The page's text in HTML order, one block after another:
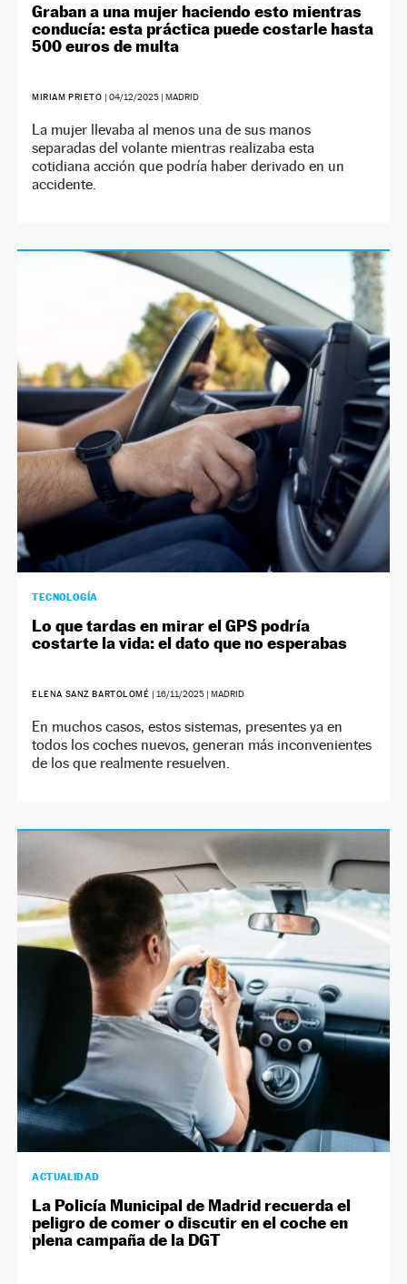
Graban a una mujer haciendo esto mientras
conducía: esta práctica puede costarle hasta
500 euros de multa
MIRIAM PRIETO | 04/12/2025| MADRID
La mujer llevaba al menos una de sus manos
separadas del volante mientras realizaba esta
cotidiana acción que podría haber derivado en un
accidente.
TECNOLOGÍA
Lo que tardas en mirar el GPS podría
costarte la vida: el dato que no esperabas
ELENA SANZ BARTOLOMÉ | 16/11/2025| MADRID
En muchos casos, estos sistemas, presentes ya en
todos los coches nuevos, generan más inconvenientes
de los que realmente resuelven.
ACTUALIDAD
La Policía Municipal de Madrid recuerda el
peligro de comer o discutir en el coche en
plena campaña de la DGT